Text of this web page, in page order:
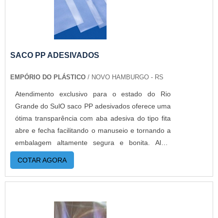
SACO PP ADESIVADOS
EMPÓRIO DO PLÁSTICO / NOVO HAMBURGO - RS
Atendimento exclusivo para o estado do Rio
Grande do SulO saco PP adesivados oferece uma
ótima transparência com aba adesiva do tipo fita
abre e fecha facilitando o manuseio e tornando a
embalagem altamente segura e bonita. Além
disso, é ideal para colocar bijuterias, pequenos
enfeites, imãs de geladeiras, convites, máscaras,
lingeries, biquínis e roupas no geral, documentos
SOBRE O PRODUTOSão criados sob medida,
segundo a necessidade de cada indivíduo. Além
COTAR AGORA